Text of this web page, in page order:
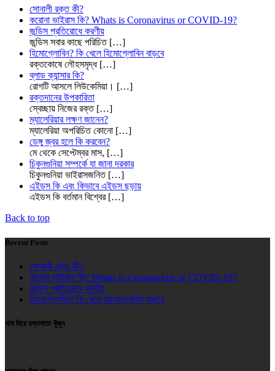
সোনালী রক্ত কী?
করোনা ভাইরাস কি? Whats is Coronavirus or COVID-19?
জন্ডিস প্রতিরোধে করণীয়
জন্ডিস সবার কাছে পরিচিত […]
হিমোগ্লোবিন? কি খেলে হিমোগ্লোবিন বাড়বে
রক্তকোষে লৌহসমৃদ্ধ […]
ব্লাড ক্যান্সার কি?
রোগটি আসলে লিউকেমিয়া। […]
রক্তদানের উপকারিতা
স্বেচ্ছায় নিজের রক্ত […]
ম্যালেরিয়ার লক্ষণ জানেন?
ম্যালেরিয়া অপরিচিত কোনো […]
ডেঙ্গু জ্বর হলে কি করবেন?
মে থেকে সেপ্টেম্বর মাস, […]
চিকুনগুনিয়া সম্পর্কে যা জানা দরকার
চিকুনগুনিয়া ভাইরাসজনিত […]
এইডস কি এবং কিভাবে এইডস ছড়ায়
এইডস কি বর্তমান বিশ্বের […]
Back to top
Recent Posts
সোনালী রক্ত কী?
করোনা ভাইরাস কি? Whats is Coronavirus or COVID-19?
জন্ডিস প্রতিরোধে করণীয়
হিমোগ্লোবিন? কি খেলে হিমোগ্লোবিন বাড়বে
নাম দিয়ে রক্তদাতা খুঁজুন